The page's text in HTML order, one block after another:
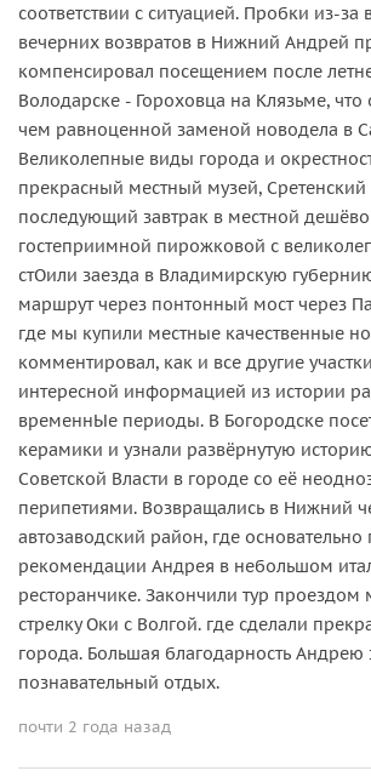
соответствии с ситуацией. Пробки из-за
вечерних возвратов в Нижний Андрей
компенсировал посещением после
Володарске - Гороховца на Клязьме, что
чем равноценной заменой новодела в
Великолепные виды города и
прекрасный местный музей,
последующий завтрак в местной
гостеприимной пирожковой с
стОили заезда в Владимирскую
маршрут через понтонный мост через
где мы купили местные качественные
комментировал, как и все другие
интересной информацией из истории
временнЫе периоды. В Богородске
керамики и узнали развёрнутую
Советской Власти в городе со её
перипетиями. Возвращались в Нижний
автозаводский район, где
рекомендации Андрея в небольшом
ресторанчике. Закончили тур проездом
стрелку Оки с Волгой. где сделали
города. Большая благодарность Андрею
познавательный отдых.
почти 2 года назад